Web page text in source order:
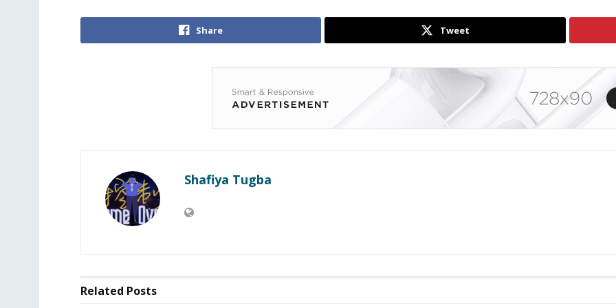
Share Tweet
Shafiya Tugba
Related Posts